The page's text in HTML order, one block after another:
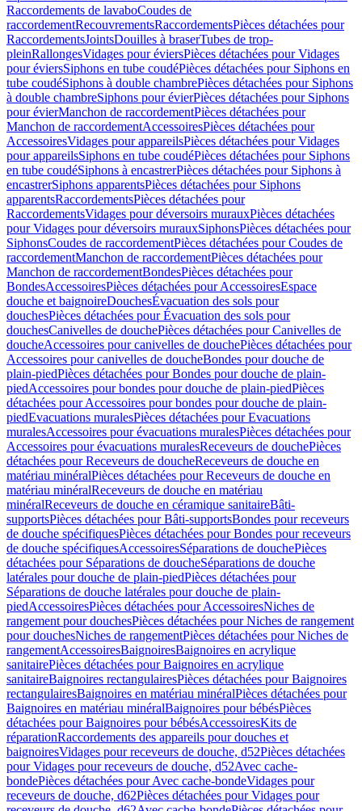
Raccordements de lavaboCoudes de
raccordementRecouvrementsRaccordementsPièces détachées pour
RaccordementsJointsDouilles à braserTubes de trop-
pleinRallongesVidages pour éviersPièces détachées pour Vidages
pour éviersSiphons en tube coudéPièces détachées pour Siphons en
tube coudéSiphons à double chambrePièces détachées pour Siphons
à double chambreSiphons pour évierPièces détachées pour Siphons
pour évierManchon de raccordementPièces détachées pour
Manchon de raccordementAccessoiresPièces détachées pour
AccessoiresVidages pour appareilsPièces détachées pour Vidages
pour appareilsSiphons en tube coudéPièces détachées pour Siphons
en tube coudéSiphons à encastrerPièces détachées pour Siphons à
encastrerSiphons apparentsPièces détachées pour Siphons
apparentsRaccordementsPièces détachées pour
RaccordementsVidages pour déversoirs murauxPièces détachées
pour Vidages pour déversoirs murauxSiphonsPièces détachées pour
SiphonsCoudes de raccordementPièces détachées pour Coudes de
raccordementManchon de raccordementPièces détachées pour
Manchon de raccordementBondesPièces détachées pour
BondesAccessoiresPièces détachées pour AccessoiresEspace
douche et baignoireDouchesÉvacuation des sols pour
douchesPièces détachées pour Évacuation des sols pour
douchesCanivelles de douchePièces détachées pour Canivelles de
doucheAccessoires pour canivelles de douchePièces détachées pour
Accessoires pour canivelles de doucheBondes pour douche de
plain-piedPièces détachées pour Bondes pour douche de plain-
piedAccessoires pour bondes pour douche de plain-piedPièces
détachées pour Accessoires pour bondes pour douche de plain-
piedEvacuations muralesPièces détachées pour Evacuations
muralesAccessoires pour évacuations muralesPièces détachées pour
Accessoires pour évacuations muralesReceveurs de douchePièces
détachées pour Receveurs de doucheReceveurs de douche en
matériau minéralPièces détachées pour Receveurs de douche en
matériau minéralReceveurs de douche en matériau
minéralReceveurs de douche en céramique sanitaireBâti-
supportsPièces détachées pour Bâti-supportsBondes pour receveurs
de douche spécifiquesPièces détachées pour Bondes pour receveurs
de douche spécifiquesAccessoiresSéparations de douchePièces
détachées pour Séparations de doucheSéparations de douche
latérales pour douche de plain-piedPièces détachées pour
Séparations de douche latérales pour douche de plain-
piedAccessoiresPièces détachées pour AccessoiresNiches de
rangement pour douchesPièces détachées pour Niches de rangement
pour douchesNiches de rangementPièces détachées pour Niches de
rangementAccessoiresBaignoiresBaignoires en acrylique
sanitairePièces détachées pour Baignoires en acrylique
sanitaireBaignoires rectangulairesPièces détachées pour Baignoires
rectangulairesBaignoires en matériau minéralPièces détachées pour
Baignoires en matériau minéralBaignoires pour bébésPièces
détachées pour Baignoires pour bébésAccessoiresKits de
réparationRaccordements des appareils pour douches et
baignoiresVidages pour receveurs de douche, d52Pièces détachées
pour Vidages pour receveurs de douche, d52Avec cache-
bondePièces détachées pour Avec cache-bondeVidages pour
receveurs de douche, d62Pièces détachées pour Vidages pour